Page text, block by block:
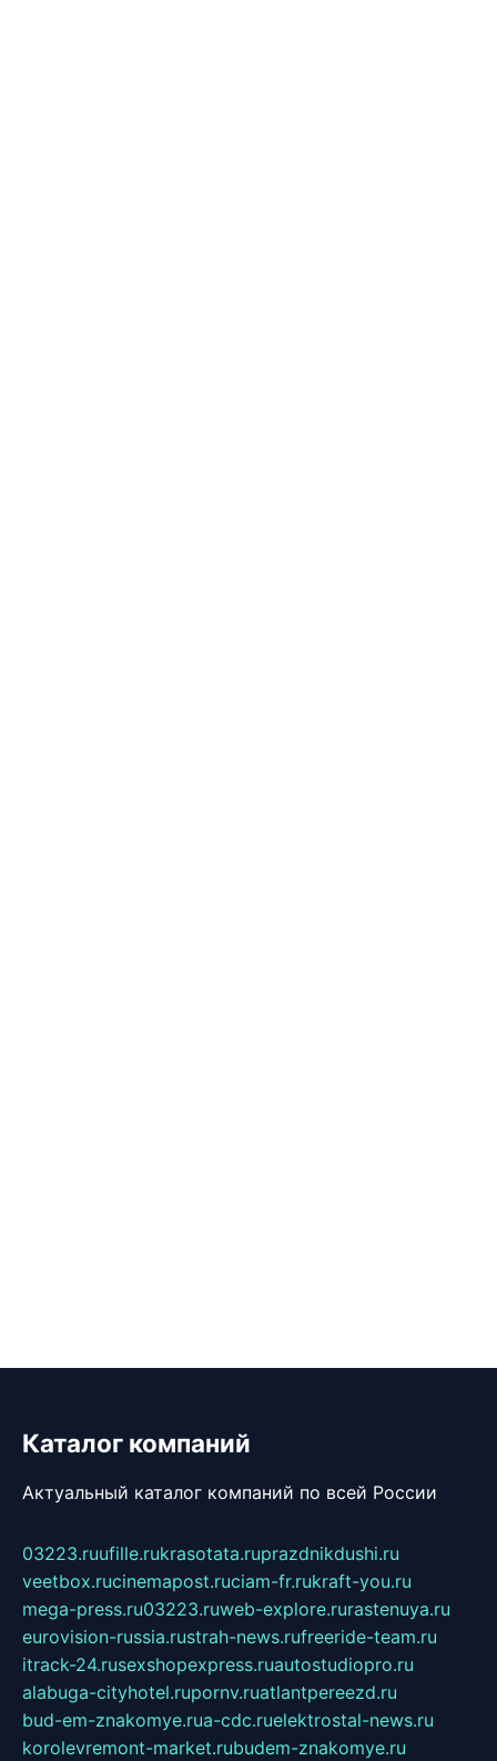
Каталог компаний
Актуальный каталог компаний по всей России
03223.ruufille.rukrasotata.ruprazdnikdushi.ru
veetbox.rucinemapost.ruciam-fr.rukraft-you.ru
mega-press.ru03223.ruweb-explore.rurastenuya.ru
eurovision-russia.rustrah-news.rufreeride-team.ru
itrack-24.rusexshopexpress.ruautostudiopro.ru
alabuga-cityhotel.rupornv.ruatlantpereezd.ru
bud-em-znakomye.rua-cdc.ruelektrostal-news.ru
korolevremont-market.rubudem-znakomye.ru